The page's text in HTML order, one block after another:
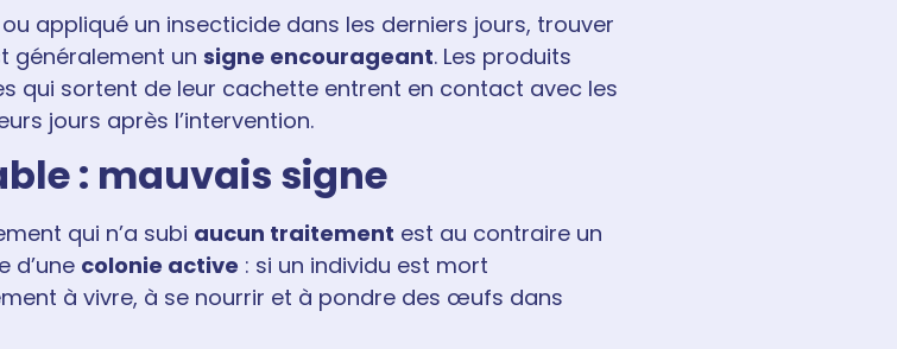
appliqué un insecticide dans les derniers jours, trouver
généralement un signe encourageant. Les produits
qui sortent de leur cachette entrent en contact avec les
jours après l’intervention.
: mauvais signe
qui n’a subi aucun traitement est au contraire un
d’une colonie active : si un individu est mort
à vivre, à se nourrir et à pondre des œufs dans